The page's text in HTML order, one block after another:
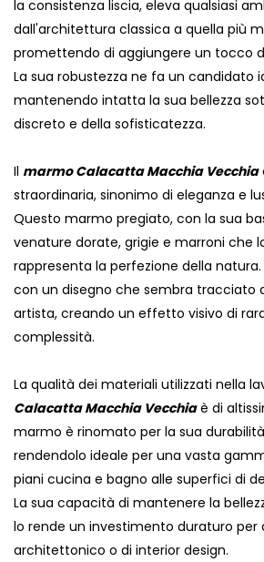
la consistenza liscia, eleva qualsiasi
dall'architettura classica a quella più
promettendo di aggiungere un tocco
La sua robustezza ne fa un candidato
mantenendo intatta la sua bellezza
discreto e della sofisticatezza.
Il marmo Calacatta Macchia Vecchia
straordinaria, sinonimo di eleganza e
Questo marmo pregiato, con la sua
venature dorate, grigie e marroni che
rappresenta la perfezione della
con un disegno che sembra tracciato
artista, creando un effetto visivo di
complessità.
La qualità dei materiali utilizzati nella
Calacatta Macchia Vecchiaè di
marmo è rinomato per la sua
rendendolo ideale per una vasta
piani cucina e bagno alle superfici di
La sua capacità di mantenere la
lo rende un investimento duraturo per
architettonico o di interior design.